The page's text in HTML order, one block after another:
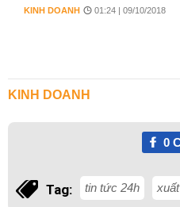
KINH DOANH 01:24 | 09/10/2018
KINH DOANH
0
Tag: tin tức 24h